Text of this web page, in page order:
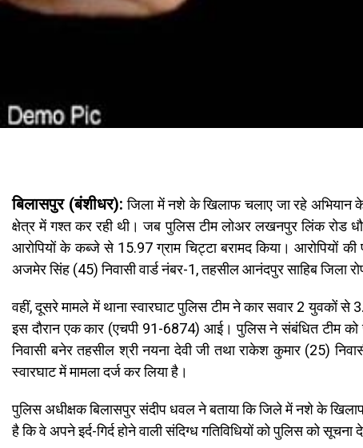
बिलासपुर (बंशीधर):जिला में नशे के खिलाफ चलाए जा रहे अभियान
क्षेत्र में गश्त कर रही थी। जब पुलिस टीम लोअर लखनपुर लिंक
आरोपियों के कब्जे से 15.97 ग्राम चिट्टा बरामद किया। आरोपियों
अजमेर सिंह (45) निवासी वार्ड नंबर-1, तहसील आनंदपुर साहिब जिला
वहीं, दूसरे मामले में थाना स्वारघाट पुलिस टीम ने कार सवार 2 युवकों से
इस दौरान एक कार (एचपी 91-6874) आई। पुलिस ने संबंधित टीम को
निवासी बनेर तहसील श्री नयना देवी जी तथा राकेश कुमार (25)
स्वारघाट में मामला दर्ज कर लिया है।
पुलिस अधीक्षक बिलासपुर संदीप धवल ने बताया कि जिले में नशे के खिलाफ
है कि वे अपने इर्द-गिर्द होने वाली संदिग्ध गतिविधियों को पुलिस को